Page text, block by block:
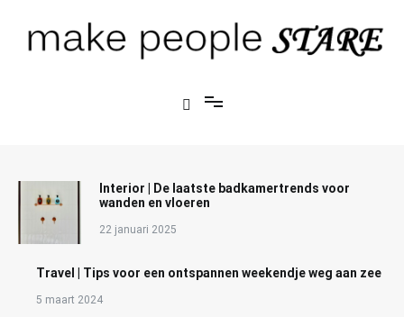
Interior | De laatste badkamertrends voor
wanden en vloeren
22 januari 2025
Travel | Tips voor een ontspannen weekendje weg aan zee
5 maart 2024